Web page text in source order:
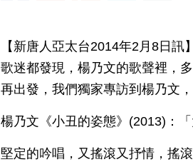
【新唐人亞太台2014年2月8日
歌迷都發現，楊乃文的歌聲裡，
再出發，我們獨家專訪到楊乃文
楊乃文《小丑的姿態》(2013)：
堅定的吟唱，又搖滾又抒情，搖